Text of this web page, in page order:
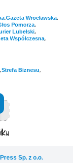
,Gazeta Wrocławska,
Pomorza,
Lubelski,
Współczesna,
,Strefa Biznesu,
Sp. z o.o.